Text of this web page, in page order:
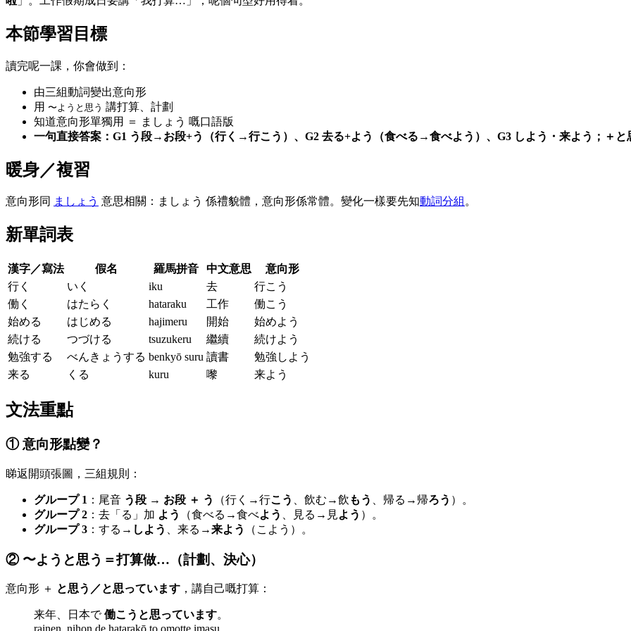
本節學習目標
讀完呢一課，你會做到：
由三組動詞變出意向形
用 〜ようと思う 講打算、計劃
知道意向形單獨用 ＝ ましょう 嘅口語版
一句直接答案：G1 う段→お段+う（行く→行こう）、G2 去る+よう（食べる→食べよう）、G3 しよう・来よう；＋と
暖身／複習
意向形同 ましょう 意思相關：ましょう 係禮貌體，意向形係常體。變化一樣要先知動詞分組 。
新單詞表
漢字／寫法 假名 羅馬拼音 中文意思
意向形
行く
いく iku 去
行こう
働く
はたらく hataraku 工作
働こう
始める
はじめる hajimeru 開始
始めよう
続ける
つづける tsuzukeru 繼續
続けよう
勉強する
べんきょうする benkyō suru 讀書
勉強しよう
来る
くる kuru 嚟 来よう
文法重點
① 意向形點變？
睇返開頭張圖，三組規則：
グループ 1 ：尾音 う段 → お段 ＋ う （行く→行こう 、飲む→飲 もう 、帰る→帰ろう ）。
グループ 2 ：去「る」加 よう （食べる→食べよう 、見る→見よう ）。
グループ 3 ：する→ しよう 、来る→来よう （こよう）。
② 〜ようと思う＝打算做…（計劃、決心）
意向形 ＋ と思う／と思っています ，講自己嘅打算：
来年、日本で働こうと思っています。